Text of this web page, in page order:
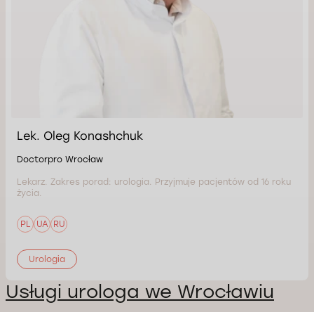
Lek. Oleg Konashchuk
Doctorpro Wrocław
Lekarz. Zakres porad: urologia. Przyjmuje pacjentów od 16 roku
życia.
PL UA RU
Urologia
Usługi urologa we Wrocławiu